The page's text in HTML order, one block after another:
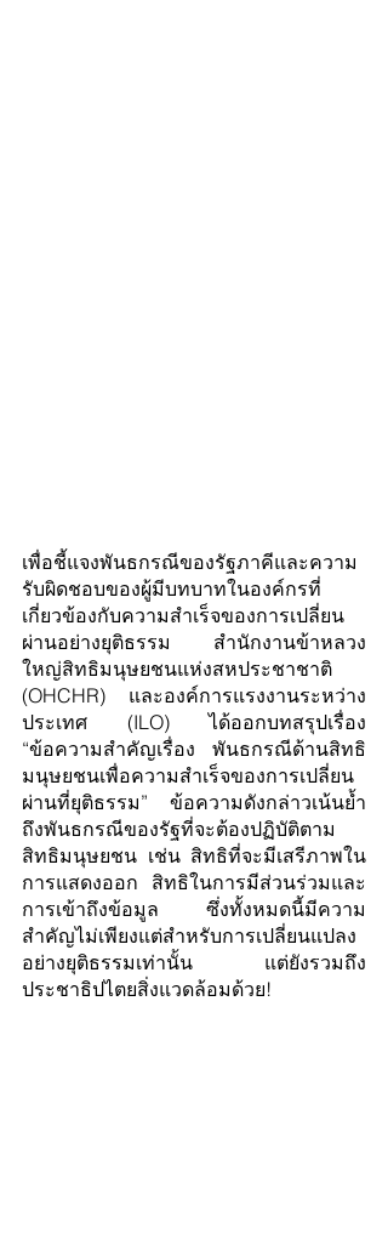
เพื่อชี้แจงพันธกรณีของรัฐภาคีและความ
รับผิดชอบของผู้มีบทบาทในองค์กรที่
เกี่ยวข้องกับความสำเร็จของการเปลี่ยน
ผ่านอย่างยุติธรรม สำนักงานข้าหลวง
ใหญ่สิทธิมนุษยชนแห่งสหประชาชาติ
(OHCHR) และองค์การแรงงานระหว่าง
ประเทศ (ILO) ได้ออกบทสรุปเรื่อง
“ข้อความสำคัญเรื่อง พันธกรณีด้านสิทธิ
มนุษยชนเพื่อความสำเร็จของการเปลี่ยน
ผ่านที่ยุติธรรม” ข้อความดังกล่าวเน้นย้ำ
ถึงพันธกรณีของรัฐที่จะต้องปฏิบัติตาม
สิทธิมนุษยชน เช่น สิทธิที่จะมีเสรีภาพใน
การแสดงออก สิทธิในการมีส่วนร่วมและ
การเข้าถึงข้อมูล ซึ่งทั้งหมดนี้มีความ
สำคัญไม่เพียงแต่สำหรับการเปลี่ยนแปลง
อย่างยุติธรรมเท่านั้น แต่ยังรวมถึง
ประชาธิปไตยสิ่งแวดล้อมด้วย!